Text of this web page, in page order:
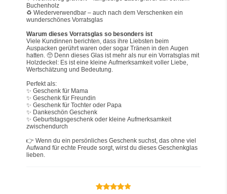
Buchenholz
♻️ Wiederverwendbar – auch nach dem Verschenken ein
wunderschönes Vorratsglas
Warum dieses Vorratsglas so besonders ist
Viele Kundinnen berichten, dass ihre Liebsten beim
Auspacken gerührt waren oder sogar Tränen in den Augen
hatten. 🥺 Denn dieses Glas ist mehr als nur ein Vorratsglas mit
Holzdeckel: Es ist eine kleine Aufmerksamkeit voller Liebe,
Wertschätzung und Bedeutung.
Perfekt als:
✨ Geschenk für Mama
✨ Geschenk für Freundin
✨ Geschenk für Tochter oder Papa
✨ Dankeschön Geschenk
✨ Geburtstagsgeschenk oder kleine Aufmerksamkeit
zwischendurch
👉 Wenn du ein persönliches Geschenk suchst, das ohne viel
Aufwand für echte Freude sorgt, wirst du dieses Geschenkglas
lieben.